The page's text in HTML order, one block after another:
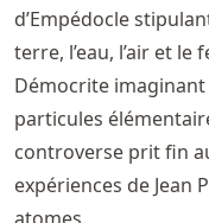
d’Empédocle
terre, l’eau, l’air et le
Démocrite
particules
controverse prit fin
expériences de Jean